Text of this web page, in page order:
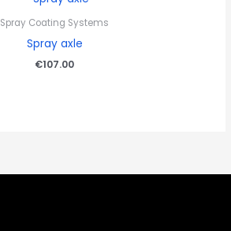
Spray Coating Systems
Spray axle
€107.00